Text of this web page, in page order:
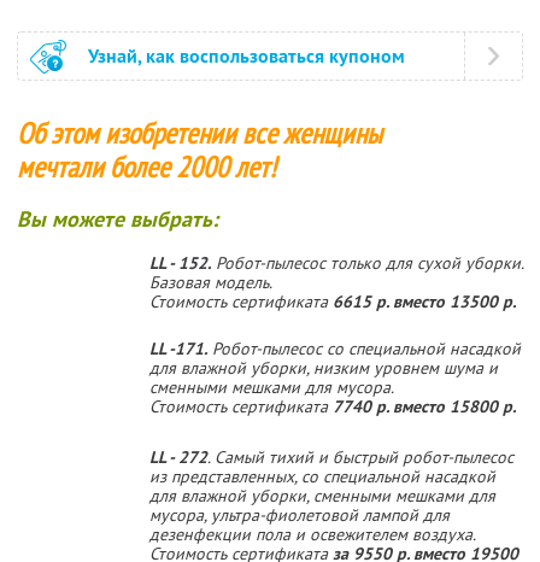
Узнай, как воспользоваться купоном
Об этом изобретении все женщины
мечтали более 2000 лет!
Вы можете выбрать:
LL - 152. Робот-пылесос только для сухой уборки.
Базовая модель.
Стоимость сертификата 6615 р. вместо 13500 р.
LL -171. Робот-пылесос со специальной насадкой
для влажной уборки, низким уровнем шума и
сменными мешками для мусора.
Стоимость сертификата 7740 р. вместо 15800 р.
LL - 272. Самый тихий и быстрый робот-пылесос
из представленных, со специальной насадкой
для влажной уборки, сменными мешками для
мусора, ультра-фиолетовой лампой для
дезенфекции пола и освежителем воздуха.
Стоимость сертификатаза 9550 р. вместо 19500